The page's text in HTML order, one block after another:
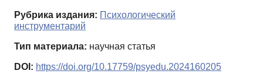
Рубрика издания: Психологический
инструментарий
Тип материала: научная статья
DOI: https://doi.org/10.17759/psyedu.2024160205